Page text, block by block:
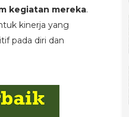
kegiatan mereka.
kinerja yang
pada diri dan